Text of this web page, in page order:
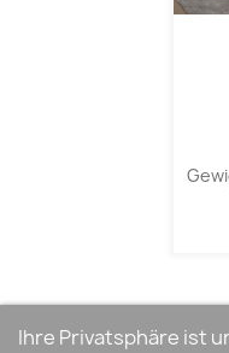
Ihre Privatsphäre ist